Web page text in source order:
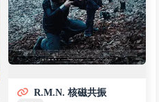
R.M.N. 核磁共振